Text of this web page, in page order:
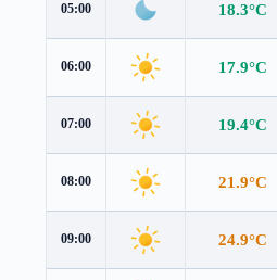
05:00 18.3°C
06:00 17.9°C
07:00 19.4°C
08:00 21.9°C
09:00 24.9°C